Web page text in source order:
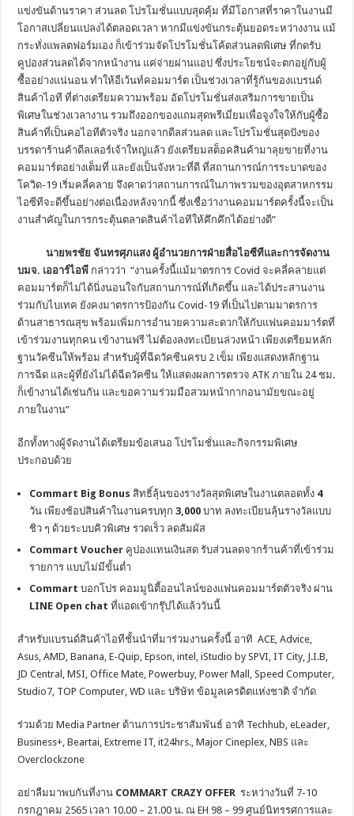
แข่งขันด้านราคา ส่วนลด โปรโมชั่นแบบสุดคุ้ม ที่มีโอกาสที่ราคาในงานมี
โอกาสเปลี่ยนแปลงได้ตลอดเวลา หากมีแข่งขันกระตุ้นยอดระหว่างงาน แม้
กระทั่งแพลตฟอร์มเอง ก็เข้าร่วมจัดโปรโมชั่นโค้ดส่วนลดพิเศษ ที่กดรับ
คูปองส่วนลดได้จากหน้างาน แค่จ่ายผ่านแอป ซึ่งประโยชน์จะตกอยู่กับผู้
ซื้ออย่างแน่นอน ทำให้อีเว้นท์คอมมาร์ต เป็นช่วงเวลาที่รู้กันของแบรนด์
สินค้าไอที ที่ต่างเตรียมความพร้อม อัดโปรโมชั่นส่งเสริมการขายเป็น
พิเศษในช่วงเวลางาน รวมถึงออกของแถมสุดพรีเมี่ยมเพื่อจูงใจให้กับผู้ซื้อ
สินค้าที่เป็นคอไอทีตัวจริง นอกจากดีลส่วนลด และโปรโมชั่นสุดปังของ
บรรดาร้านค้าดีลเลอร์เจ้าใหญ่แล้ว ยังเตรียมสต็อคสินค้ามาลุยขายที่งาน
คอมมาร์ตอย่างเต็มที่ และยังเป็นจังหวะที่ดี ที่สถานการณ์การระบาดของ
โควิด-19 เริ่มคลี่คลาย จึงคาดว่าสถานการณ์ในภาพรวมของอุตสาหกรรม
ไอซีทีจะดีขึ้นอย่างต่อเนื่องหลังจากนี้ ซึ่งเชื่อว่างานคอมมาร์ตครั้งนี้จะเป็น
งานสำคัญในการกระตุ้นตลาดสินค้าไอทีให้คึกคึกได้อย่างดี”
นายพรชัย จันทรศุภแสง ผู้อำนวยการฝ่ายสื่อไอซีทีและการจัดงาน
บมจ. เออาร์ไอพี กล่าวว่า “งานครั้งนี้แม้มาตรการ Covid จะคลี่คลายแต่
คอมมาร์ตก็ไม่ได้นิ่งนอนใจกับสถานการณ์ที่เกิดขึ้น และได้ประสานงาน
ร่วมกับไบเทค ยังคงมาตรการป้องกัน Covid-19 ที่เป็นไปตามมาตรการ
ด้านสาธารณสุข พร้อมเพิ่มการอำนวยความสะดวกให้กับแฟนคอมมาร์ตที่
เข้าร่วมงานทุกคน เข้างานฟรี ไม่ต้องลงทะเบียนล่วงหน้า เพียงเตรียมหลัก
ฐานวัคซีนให้พร้อม สำหรับผู้ที่ฉีดวัคซีนครบ 2 เข็ม เพียงแสดงหลักฐาน
การฉีด และผู้ที่ยังไม่ได้ฉีดวัคซีน ให้แสดงผลการตรวจ ATK ภายใน 24 ชม.
ก็เข้างานได้เช่นกัน และขอความร่วมมือสวมหน้ากากอนามัยขณะอยู่
ภายในงาน”
อีกทั้งทางผู้จัดงานได้เตรียมข้อเสนอ โปรโมชั่นและกิจกรรมพิเศษ
ประกอบด้วย
Commart Big Bonus สิทธิ์ลุ้นของรางวัลสุดพิเศษในงานตลอดทั้ง 4
วัน เพียงช้อปสินค้าในงานครบทุก3,000บาท ลงทะเบียนลุ้นรางวัลแบบ
ชิว ๆ ด้วยระบบคิวพิเศษ รวดเร็ว ลดสัมผัส
Commart Voucher คูปองแทนเงินสด รับส่วนลดจากร้านค้าที่เข้าร่วม
รายการ แบบไม่มีขั้นต่ำ
Commartบอกโปร คอมมูนิตี้ออนไลน์ของแฟนคอมมาร์ตตัวจริง ผ่าน
LINE Open chatที่แอดเข้ากรุ๊ปได้แล้ววันนี้
สำหรับแบรนด์สินค้าไอทีชั้นนำที่มาร่วมงานครั้งนี้ อาทิ ACE, Advice,
Asus, AMD, Banana, E-Quip, Epson, intel, iStudio by SPVI, IT City, J.I.B,
JD Central, MSI, Office Mate, Powerbuy, Power Mall, Speed Computer,
Studio7, TOP Computer, WD และ บริษัท ข้อมูลเครดิตแห่งชาติ จำกัด
ร่วมด้วย Media Partner ด้านการประชาสัมพันธ์ อาทิ Techhub, eLeader,
Business+, Beartai, Extreme IT, it24hrs., Major Cineplex, NBS และ
Overclockzone
อย่าลืมมาพบกันที่งาน COMMART CRAZY OFFER ระหว่างวันที่ 7-10
กรกฎาคม 2565 เวลา 10.00 – 21.00 น. ณ EH 98 – 99 ศูนย์นิทรรศการและ